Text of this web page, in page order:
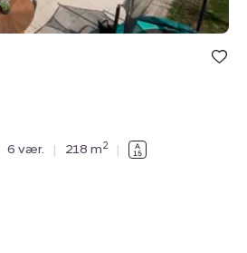
6 vær. | 218 m2 |